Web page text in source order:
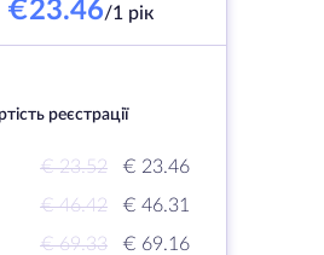
€23.46/1 рік
реєстрації
€ 23.52
€ 23.46
€ 46.42
€ 46.31
€ 69.33
€ 69.16